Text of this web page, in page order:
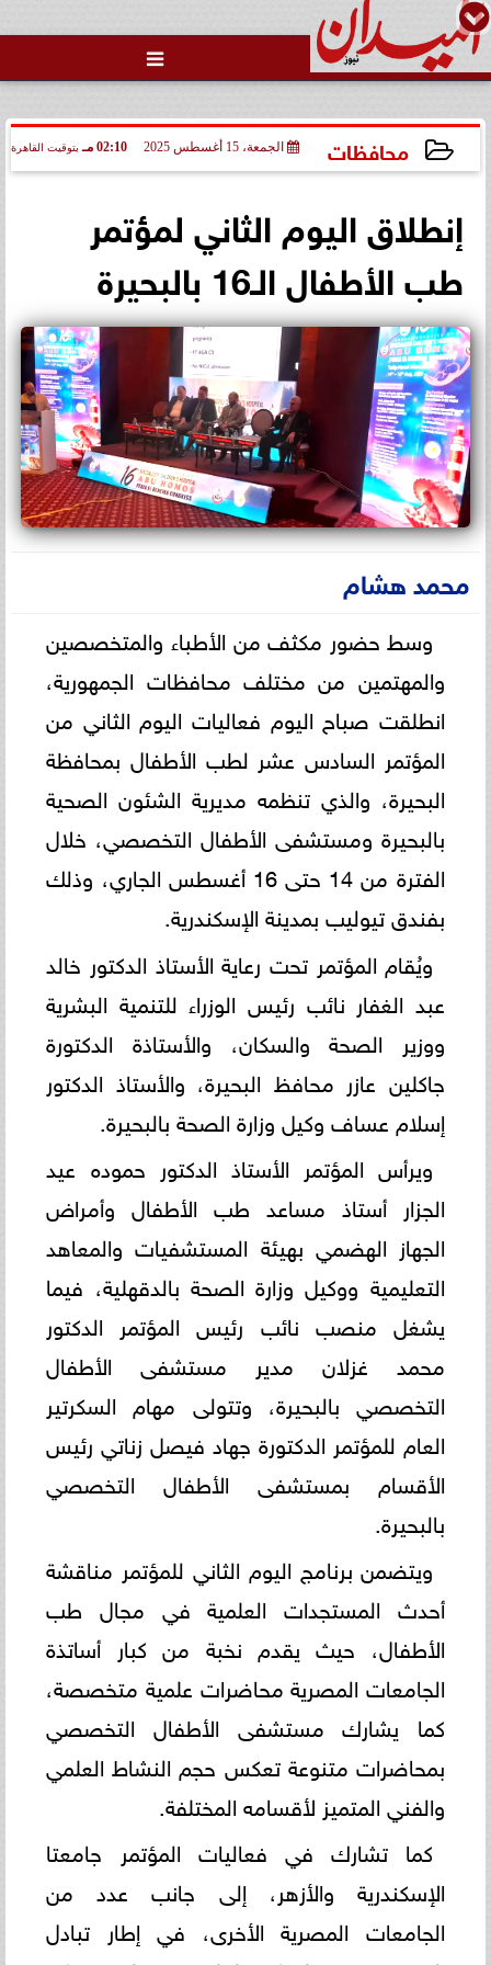

محافظات الجمعة، 15 أغسطس 2025 02:10 مـ بتوقيت القاهرة
إنطلاق اليوم الثاني لمؤتمر
طب الأطفال الـ16 بالبحيرة
محمد هشام
وسط حضور مكثف من الأطباء والمتخصصين
والمهتمين من مختلف محافظات الجمهورية،
انطلقت صباح اليوم فعاليات اليوم الثاني من
المؤتمر السادس عشر لطب الأطفال بمحافظة
البحيرة، والذي تنظمه مديرية الشئون الصحية
بالبحيرة ومستشفى الأطفال التخصصي، خلال
الفترة من 14 حتى 16 أغسطس الجاري، وذلك
بفندق تيوليب بمدينة الإسكندرية.
ويُقام المؤتمر تحت رعاية الأستاذ الدكتور خالد
عبد الغفار نائب رئيس الوزراء للتنمية البشرية
ووزير الصحة والسكان، والأستاذة الدكتورة
جاكلين عازر محافظ البحيرة، والأستاذ الدكتور
إسلام عساف وكيل وزارة الصحة بالبحيرة.
ويرأس المؤتمر الأستاذ الدكتور حموده عيد
الجزار أستاذ مساعد طب الأطفال وأمراض
الجهاز الهضمي بهيئة المستشفيات والمعاهد
التعليمية ووكيل وزارة الصحة بالدقهلية، فيما
يشغل منصب نائب رئيس المؤتمر الدكتور
محمد غزلان مدير مستشفى الأطفال
التخصصي بالبحيرة، وتتولى مهام السكرتير
العام للمؤتمر الدكتورة جهاد فيصل زناتي رئيس
الأقسام بمستشفى الأطفال التخصصي
بالبحيرة.
ويتضمن برنامج اليوم الثاني للمؤتمر مناقشة
أحدث المستجدات العلمية في مجال طب
الأطفال، حيث يقدم نخبة من كبار أساتذة
الجامعات المصرية محاضرات علمية متخصصة،
كما يشارك مستشفى الأطفال التخصصي
بمحاضرات متنوعة تعكس حجم النشاط العلمي
والفني المتميز لأقسامه المختلفة.
كما تشارك في فعاليات المؤتمر جامعتا
الإسكندرية والأزهر، إلى جانب عدد من
الجامعات المصرية الأخرى، في إطار تبادل